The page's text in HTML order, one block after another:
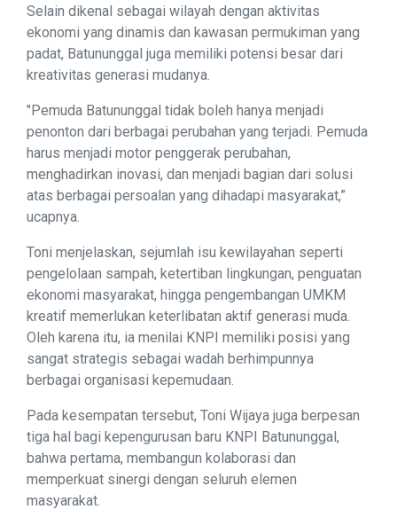
Selain dikenal sebagai wilayah dengan aktivitas
ekonomi yang dinamis dan kawasan permukiman yang
padat, Batununggal juga memiliki potensi besar dari
kreativitas generasi mudanya.
"Pemuda Batununggal tidak boleh hanya menjadi
penonton dari berbagai perubahan yang terjadi. Pemuda
harus menjadi motor penggerak perubahan,
menghadirkan inovasi, dan menjadi bagian dari solusi
atas berbagai persoalan yang dihadapi masyarakat,”
ucapnya.
Toni menjelaskan, sejumlah isu kewilayahan seperti
pengelolaan sampah, ketertiban lingkungan, penguatan
ekonomi masyarakat, hingga pengembangan UMKM
kreatif memerlukan keterlibatan aktif generasi muda.
Oleh karena itu, ia menilai KNPI memiliki posisi yang
sangat strategis sebagai wadah berhimpunnya
berbagai organisasi kepemudaan.
Pada kesempatan tersebut, Toni Wijaya juga berpesan
tiga hal bagi kepengurusan baru KNPI Batununggal,
bahwa pertama, membangun kolaborasi dan
memperkuat sinergi dengan seluruh elemen
masyarakat.